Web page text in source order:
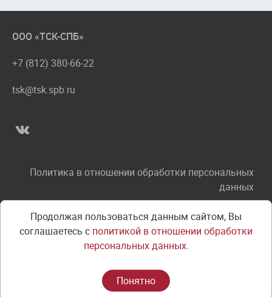
ООО «ТСК-СПБ»
+7 (812) 380-66-22
tsk@tsk.spb.ru
Политика в отношении обработки персональных
данных
Соглашение об использовании сайта
Правила оплаты
© ООО «ТСК-СПБ» - все права защищены
Продолжая пользоваться данным сайтом, Вы
соглашаетесь с политикой в отношении обработки
персональных данных.
Понятно